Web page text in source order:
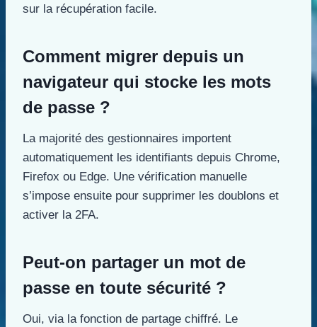
sur la récupération facile.
Comment migrer depuis un
navigateur qui stocke les mots
de passe ?
La majorité des gestionnaires importent
automatiquement les identifiants depuis Chrome,
Firefox ou Edge. Une vérification manuelle
s’impose ensuite pour supprimer les doublons et
activer la 2FA.
Peut-on partager un mot de
passe en toute sécurité ?
Oui, via la fonction de partage chiffré. Le